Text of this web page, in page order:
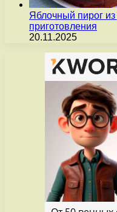
Яблочный пирог из
приготовления
20.11.2025